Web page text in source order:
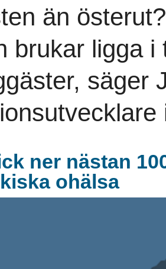
än
brukar ligga i
säger
ner nästan
ohälsa